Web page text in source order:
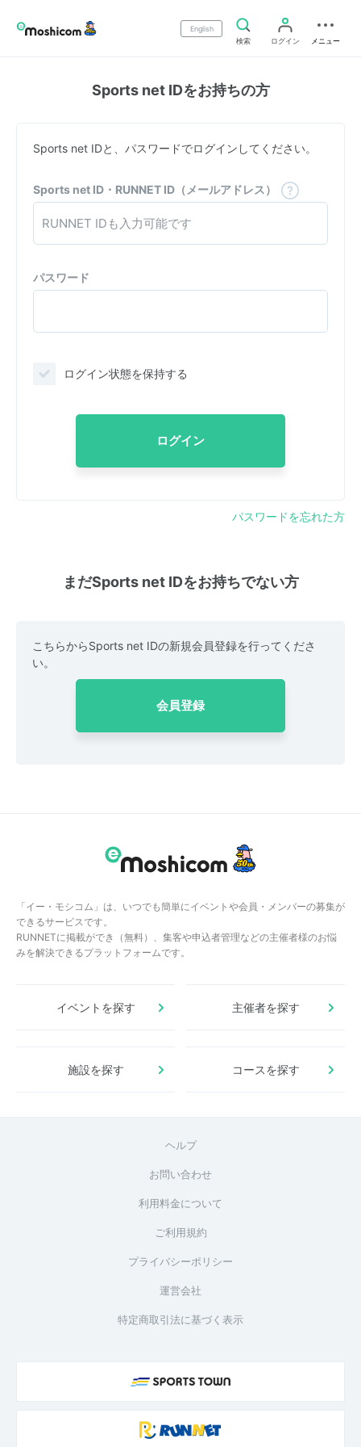
English
検索
ログイン メニュー
Sports net IDをお持ちの方
Sports net IDと、パスワードでログインしてください。
Sports net ID・RUNNET ID（メールアドレス）
パスワード
ログイン状態を保持する
ログイン
パスワードを忘れた方
まだSports net IDをお持ちでない方
こちらからSports net IDの新規会員登録を行ってくださ
い。
会員登録
「イー・モシコム」は、いつでも簡単にイベントや会員・メンバーの募集が
できるサービスです。
RUNNETに掲載ができ（無料）、集客や申込者管理などの主催者様のお悩
みを解決できるプラットフォームです。
イベントを探す 主催者を探す
施設を探す コースを探す
ヘルプ
お問い合わせ
利用料金について
ご利用規約
プライバシーポリシー
運営会社
特定商取引法に基づく表示